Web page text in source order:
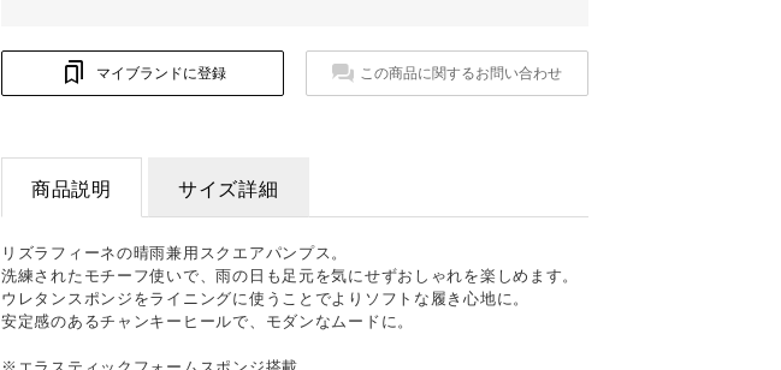
マイブランドに登録 この商品に関するお問い合わせ
商品説明 サイズ詳細
リズラフィーネの晴雨兼用スクエアパンプス。
洗練されたモチーフ使いで、雨の日も足元を気にせずおしゃれを楽しめます。
ウレタンスポンジをライニングに使うことでよりソフトな履き心地に。
安定感のあるチャンキーヒールで、モダンなムードに。